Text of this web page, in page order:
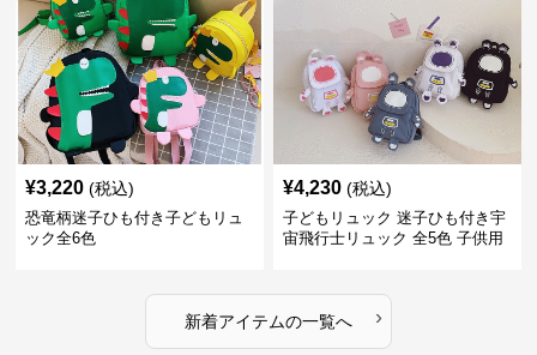
¥3,220 (税込)
恐竜柄迷子ひも付き子どもリュ
ック全6色
¥4,230 (税込)
子どもリュック 迷子ひも付き宇
宙飛行士リュック 全5色 子供用
新着アイテムの一覧へ ›